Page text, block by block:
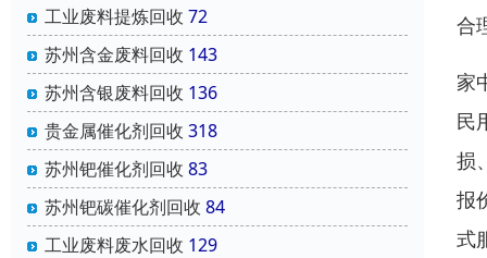
工业废料提炼回收 72
苏州含金废料回收 143
苏州含银废料回收 136
贵金属催化剂回收 318
苏州钯催化剂回收 83
苏州钯碳催化剂回收 84
工业废料废水回收 129
合
家
民
损
报
式